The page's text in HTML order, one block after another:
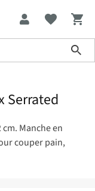
Serrated
Manche en
couper pain,